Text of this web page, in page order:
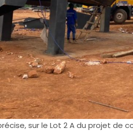
sur le Lot 2 A du projet